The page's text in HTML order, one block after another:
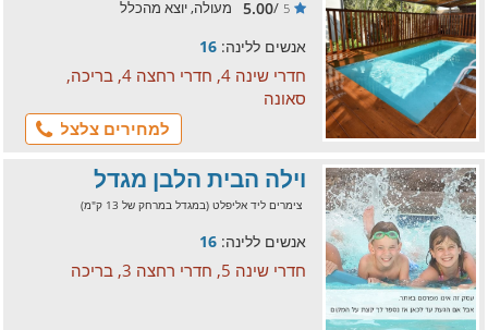
5
/
5.00 מעולה, יוצא מהכלל
אנשים ללינה: 16
חדרי שינה 4, חדרי רחצה 4, בריכה,
סאונה
למחירים צלצל
וילה הבית הלבן מגדל
צימרים ליד אליפלט (במגדל במרחק של 13 ק"מ)
אנשים ללינה: 16
חדרי שינה 5, חדרי רחצה 3, בריכה